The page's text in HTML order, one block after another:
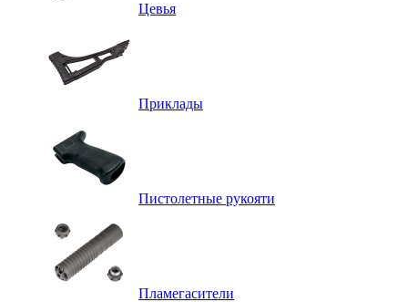
Цевья
Приклады
Пистолетные рукояти
Пламегасители